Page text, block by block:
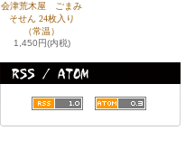
会津荒木屋 ごまみ
そせん 24枚入り
（常温）
1,450円(内税)